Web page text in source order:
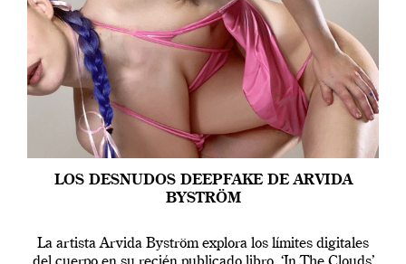
LOS DESNUDOS DEEPFAKE DE ARVIDA
BYSTRÖM
La artista Arvida Byström explora los límites digitales